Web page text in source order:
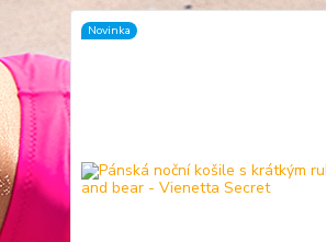
Novinka